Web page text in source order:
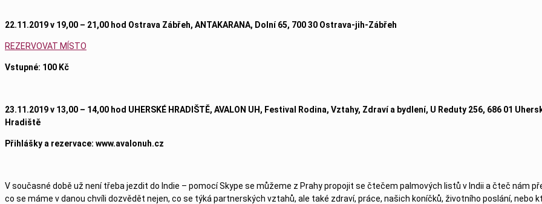
22.11.2019 v 19,00 – 21,00 hod Ostrava Zábřeh, ANTAKARANA, Dolní 65, 700 30 Ostrava-jih-Zábřeh
REZERVOVAT MÍSTO
Vstupné: 100 Kč
23.11.2019 v 13,00 – 14,00 hod UHERSKÉ HRADIŠTĚ, AVALON UH, Festival Rodina, Vztahy, Zdraví a bydlení, U Reduty 256, 686 01
Hradiště
Přihlášky a rezervace: www.avalonuh.cz
V současné době už není třeba jezdit do Indie – pomocí Skype se můžeme z Prahy propojit se čtečem palmových listů v Indii a čteč nám
co se máme v danou chvíli dozvědět nejen, co se týká partnerských vztahů, ale také zdraví, práce, našich koníčků, životního poslání, nebo